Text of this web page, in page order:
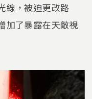
線，被迫更改路
加了暴露在天敵視